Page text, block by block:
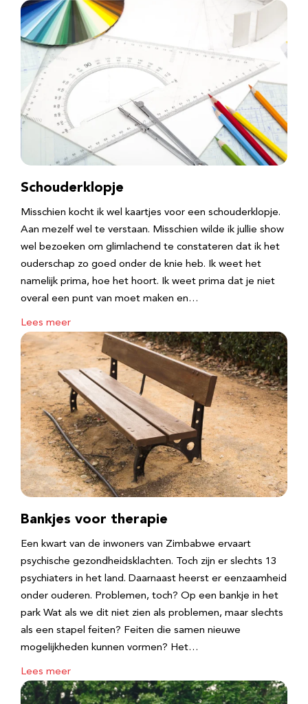
Schouderklopje
Misschien kocht ik wel kaartjes voor een schouderklopje.
Aan mezelf wel te verstaan. Misschien wilde ik jullie show
wel bezoeken om glimlachend te constateren dat ik het
ouderschap zo goed onder de knie heb. Ik weet het
namelijk prima, hoe het hoort. Ik weet prima dat je niet
overal een punt van moet maken en…
Lees meer
Bankjes voor therapie
Een kwart van de inwoners van Zimbabwe ervaart
psychische gezondheidsklachten. Toch zijn er slechts 13
psychiaters in het land. Daarnaast heerst er eenzaamheid
onder ouderen. Problemen, toch? Op een bankje in het
park Wat als we dit niet zien als problemen, maar slechts
als een stapel feiten? Feiten die samen nieuwe
mogelijkheden kunnen vormen? Het…
Lees meer